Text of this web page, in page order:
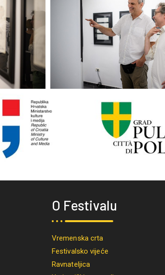
O Festivalu
Vremenska crta
Festivalsko vijeće
Ravnateljica